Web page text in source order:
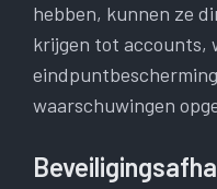
hebben, kunnen ze
krijgen tot accounts,
waarschuwingen